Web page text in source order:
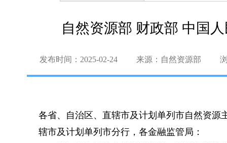
自然资源部 财政部 中国
发布时间：2025-02-24 来源：自然资源部
各省、自治区、直辖市及计划单列市自然资源
辖市及计划单列市分行，各金融监管局：